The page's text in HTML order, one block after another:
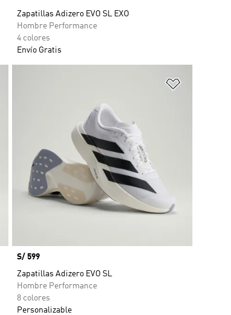
Zapatillas Adizero EVO SL EXO
Hombre Performance
4 colores
Envío Gratis
Precio
S/ 599
Zapatillas Adizero EVO SL
Hombre Performance
8 colores
Personalizable